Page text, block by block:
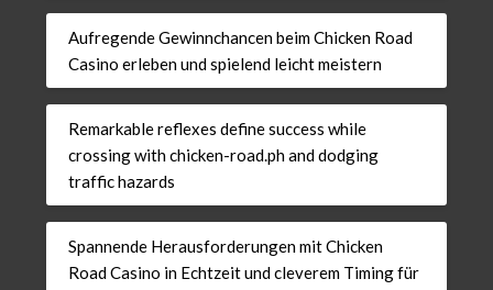
Aufregende Gewinnchancen beim Chicken Road
Casino erleben und spielend leicht meistern
Remarkable reflexes define success while
crossing with chicken-road.ph and dodging
traffic hazards
Spannende Herausforderungen mit Chicken
Road Casino in Echtzeit und cleverem Timing für